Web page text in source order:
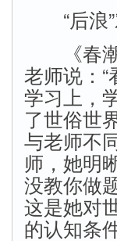
“后浪”
《春潮
老师说：
学习上，
了世俗世
与老师不
师，她明
没教你做
这是她对
的认知条